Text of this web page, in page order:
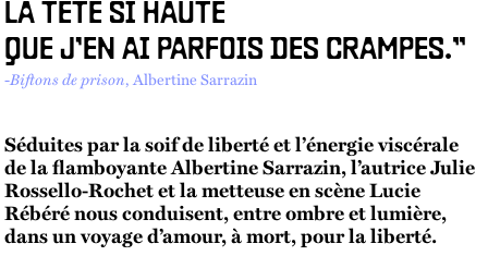
LA TÊTE SI HAUTE
QUE J’EN AI PARFOIS DES CRAMPES.”
-Biftons de prison, Albertine Sarrazin
Séduites par la soif de liberté et l’énergie viscérale
de la flamboyante Albertine Sarrazin, l’autrice Julie
Rossello-Rochet et la metteuse en scène Lucie
Rébéré nous conduisent, entre ombre et lumière,
dans un voyage d’amour, à mort, pour la liberté.